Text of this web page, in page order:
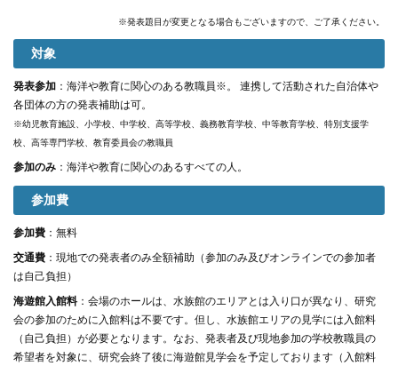
※発表題目が変更となる場合もございますので、ご了承ください。
対象
発表参加 ：海洋や教育に関心のある教職員※。 連携して活動された自治体や
各団体の方の発表補助は可。
※幼児教育施設、小学校、中学校、高等学校、義務教育学校、中等教育学校、特別支援学
校、高等専門学校、教育委員会の教職員
参加のみ ：海洋や教育に関心のあるすべての人。
参加費
参加費 ：無料
交通費 ：現地での発表者のみ全額補助（参加のみ及びオンラインでの参加者
は自己負担）
海遊館入館料 ：会場のホールは、水族館のエリアとは入り口が異なり、研究
会の参加のために入館料は不要です。但し、水族館エリアの見学には入館料
（自己負担）が必要となります。なお、発表者及び現地参加の学校教職員の
希望者を対象に、研究会終了後に海遊館見学会を予定しております（入館料